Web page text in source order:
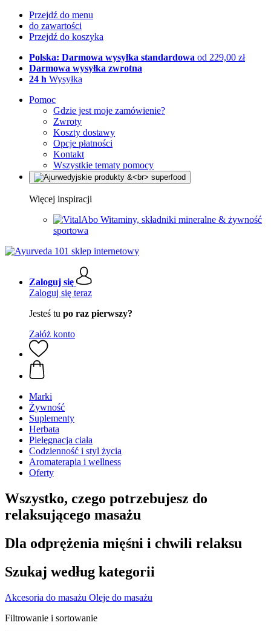
Przejdź do menu
do zawartości
Przejdź do koszyka
Polska: Darmowa wysyłka standardowa od 229,00 zł
Darmowa wysyłka zwrotna
24 h Wysyłka
Pomoc
Gdzie jest moje zamówienie?
Zwroty
Koszty dostawy
Opcje płatności
Kontakt
Wszystkie tematy pomocy
Więcej inspiracji
Witaminy, składniki mineralne & żywność
sportowa
Zaloguj się
Zaloguj się teraz
Jesteś tu po raz pierwszy?
Załóż konto
Marki
Żywność
Suplementy
Herbata
Pielęgnacja ciała
Codzienność i styl życia
Aromaterapia i wellness
Oferty
Wszystko, czego potrzebujesz do
relaksującego masażu
Dla odprężenia mięśni i chwili relaksu
Szukaj według kategorii
Akcesoria do masażu Oleje do masażu
Filtrowanie i sortowanie